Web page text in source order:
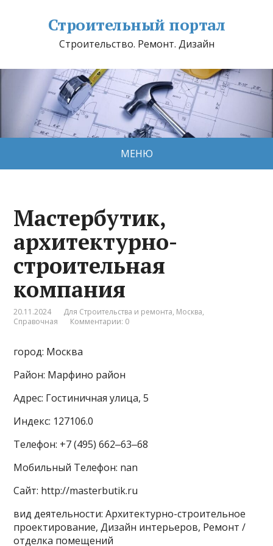
Строительный портал
Строительство. Ремонт. Дизайн
МЕНЮ
Мастербутик,
архитектурно-
строительная
компания
20.11.2024 Для Строительства и ремонта, Москва,
Справочная
Комментарии: 0
город: Москва
Район: Марфино район
Адрес: Гостиничная улица, 5
Индекс: 127106.0
Телефон: +7 (495) 662‒63‒68
Мобильный Телефон: nan
Сайт: http://masterbutik.ru
вид деятельности: Архитектурно-строительное
проектирование, Дизайн интерьеров, Ремонт /
отделка помещений